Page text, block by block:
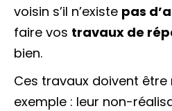
voisin s’il n’existe pas
faire vos travaux de
bien.
Ces travaux doivent
exemple : leur non-